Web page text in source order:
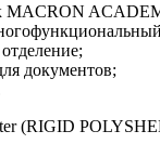
документов;
(RIGID